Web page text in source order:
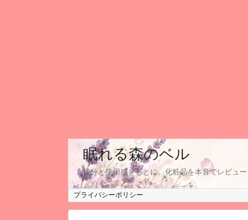
眠れる森のベル
成分と使用感をもとに、化粧品を本音でレビュ
プライバシーポリシー